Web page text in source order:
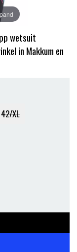
wetsuit
in Makkum en
42/XL